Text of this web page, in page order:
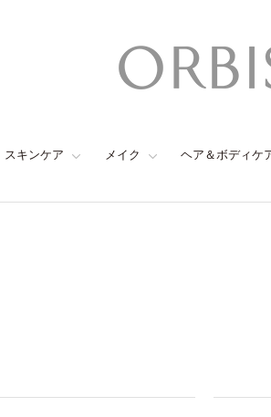
スキンケア メイク ヘア＆ボディケ